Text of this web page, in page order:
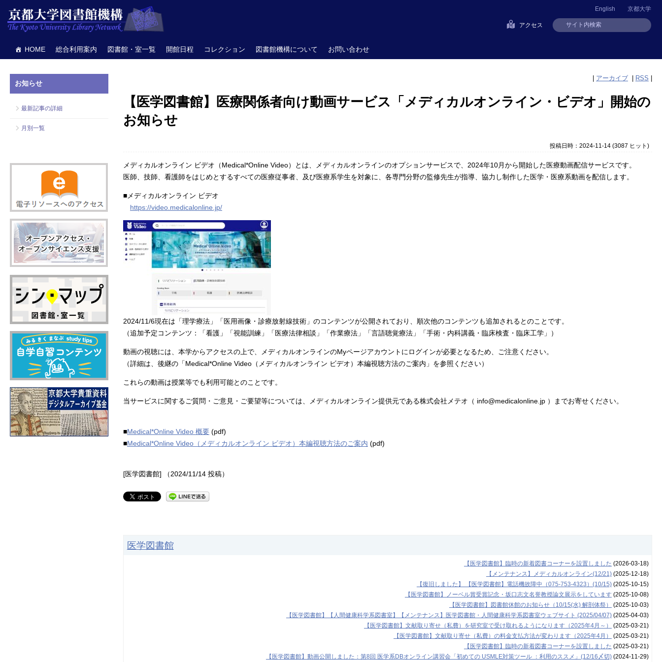
京都大学
English
アクセス
HOME 総合利用案内 図書館・室一覧 開館日程 コレクション 図書館機構について お問い合わせ
| アーカイブ | RSS |
【医学図書館】医療関係者向け動画サービス「メディカルオンライン・ビデオ」開始の
お知らせ
投稿日時：2024-11-14(3087 ヒット )
メディカルオンライン ビデオ（Medical*Online Video）とは、メディカルオンラインのオプションサービスで、2024年10月から開始した医療動画配信サービスです。
医師、技師、看護師をはじめとするすべての医療従事者、及び医療系学生を対象に、各専門分野の監修先生が指導、協力し制作した医学・医療系動画を配信します。
■メディカルオンライン ビデオ
https://video.medicalonline.jp/
2024/11/6現在は「理学療法」「医用画像・診療放射線技術」のコンテンツが公開されており、順次他のコンテンツも追加されるとのことです。
（追加予定コンテンツ：「看護」「視能訓練」「医療法律相談」「作業療法」「言語聴覚療法」「手術・内科講義・臨床検査・臨床工学」）
動画の視聴には、本学からアクセスの上で、メディカルオンラインのMyページアカウントにログインが必要となるため、ご注意ください。
（詳細は、後継の「Medical*Online Video（メディカルオンライン ビデオ）本編視聴方法のご案内」を参照ください）
これらの動画は授業等でも利用可能とのことです。
当サービスに関するご質問・ご意見・ご要望等については、メディカルオンライン提供元である株式会社メテオ（ info@medicalonline.jp ）までお寄せください。
■Medical*Online Video 概要 (pdf)
■Medical*Online Video（メディカルオンライン ビデオ）本編視聴方法のご案内 (pdf)
[医学図書館] （2024/11/14 投稿）
医学図書館
【医学図書館】臨時の新着図書コーナーを設置しました (2026-03-18)
【メンテナンス】メディカルオンライン(12/21)(2025-12-18)
【復旧しました】 【医学図書館】電話機故障中（075-753-4323）(10/15)(2025-10-15)
【医学図書館】ノーベル賞受賞記念・坂口志文名誉教授論文展示をしています(2025-10-08)
【医学図書館】図書館休館のお知らせ（10/15(水) 解剖体祭）
(2025-10-03)
【医学図書館】【人間健康科学系図書室】【メンテナンス】医学図書館・人間健康科学系図書室ウェブサイト (2025/04/07)(2025-04-03)
【医学図書館】文献取り寄せ（私費）を研究室で受け取れるようになります（2025年4月～）
(2025-03-21)
【医学図書館】文献取り寄せ（私費）の料金支払方法が変わります（2025年4月）
(2025-03-21)
【医学図書館】臨時の新着図書コーナーを設置しました (2025-03-21)
【医学図書館】動画公開しました：第8回 医学系DBオンライン講習会「初めての USMLE対策ツール ：利用のススメ」(12/16〆切)(2024-11-29)
お知らせ
最新記事の詳細
月別一覧